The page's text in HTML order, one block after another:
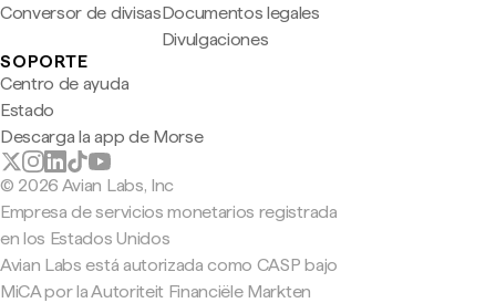
Conversor de divisasDocumentos legales
Divulgaciones
SOPORTE
Centro de ayuda
Estado
Descarga la app de Morse
© 2026 Avian Labs, Inc
Empresa de servicios monetarios registrada
en los Estados Unidos
Avian Labs está autorizada como CASP bajo
MiCA por la Autoriteit Financiële Markten